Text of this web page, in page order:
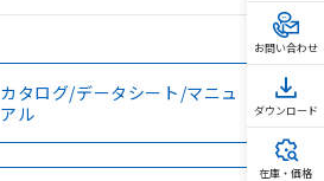
カタログ/データシート/マニュ
アル
お問い合わせ
ダウンロード
在庫・価格